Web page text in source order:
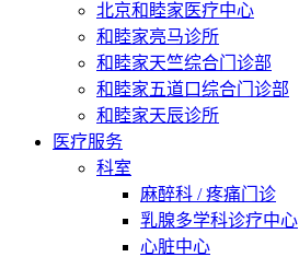
北京和睦家医疗中心
和睦家亮马诊所
和睦家天竺综合门诊部
和睦家五道口综合门诊部
和睦家天辰诊所
医疗服务
科室
麻醉科 / 疼痛门诊
乳腺多学科诊疗中心
心脏中心